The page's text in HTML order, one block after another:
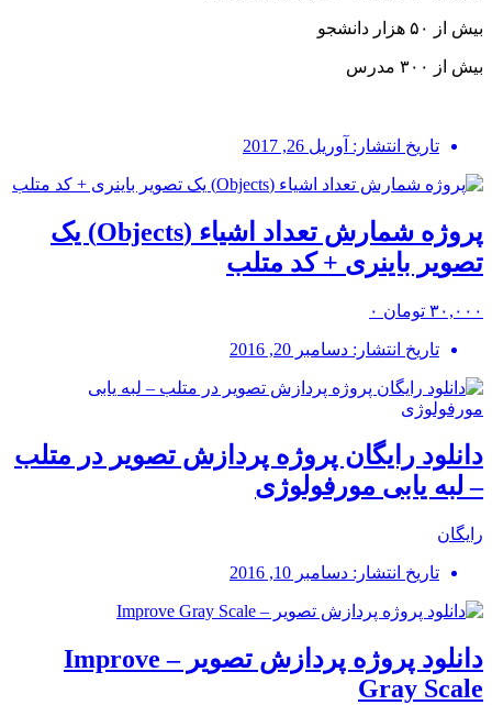
بیش از ۵۰ هزار دانشجو
بیش از ۳۰۰ مدرس
تاریخ انتشار: آوریل 26, 2017
پروژه شمارش تعداد اشیاء (Objects) یک
تصویر باینری + کد متلب
۳۰,۰۰۰ تومان ۰
تاریخ انتشار: دسامبر 20, 2016
دانلود رایگان پروژه پردازش تصویر در متلب
– لبه یابی مورفولوژی
رایگان
تاریخ انتشار: دسامبر 10, 2016
دانلود پروژه پردازش تصویر – Improve
Gray Scale